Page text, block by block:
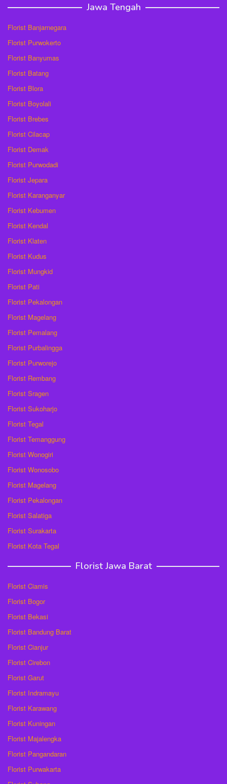
Jawa Tengah
Florist Banjarnegara
Florist Purwokerto
Florist Banyumas
Florist Batang
Florist Blora
Florist Boyolali
Florist Brebes
Florist Cilacap
Florist Demak
Florist Purwodadi
Florist Jepara
Florist Karanganyar
Florist Kebumen
Florist Kendal
Florist Klaten
Florist Kudus
Florist Mungkid
Florist Pati
Florist Pekalongan
Florist Magelang
Florist Pemalang
Florist Purbalingga
Florist Purworejo
Florist Rembang
Florist Sragen
Florist Sukoharjo
Florist Tegal
Florist Temanggung
Florist Wonogiri
Florist Wonosobo
Florist Magelang
Florist Pekalongan
Florist Salatiga
Florist Surakarta
Florist Kota Tegal
Florist Jawa Barat
Florist Ciamis
Florist Bogor
Florist Bekasi
Florist Bandung Barat
Florist Cianjur
Florist Cirebon
Florist Garut
Florist Indramayu
Florist Karawang
Florist Kuningan
Florist Majalengka
Florist Pangandaran
Florist Purwakarta